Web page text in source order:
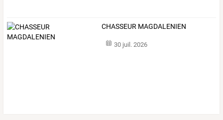
CHASSEUR MAGDALENIEN
30 juil. 2026